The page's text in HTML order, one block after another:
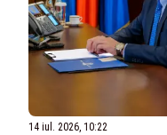
14 iul. 2026, 10:22